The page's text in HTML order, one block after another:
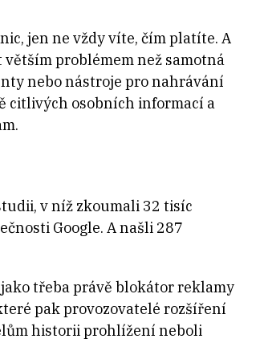
jen ne vždy víte, čím platíte. A
problémem než samotná
nebo nástroje pro nahrávání
citlivých osobních informací a
v níž zkoumali 32 tisíc
Google. A našli 287
třeba právě blokátor reklamy
pak provozovatelé rozšíření
historii prohlížení neboli